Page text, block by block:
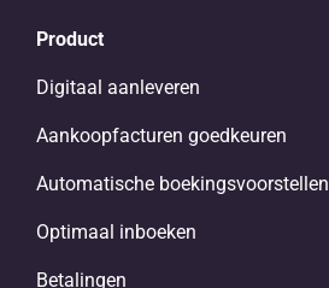
Product
Digitaal aanleveren
Aankoopfacturen goedkeuren
Automatische boekingsvoorstellen
Optimaal inboeken
Betalingen